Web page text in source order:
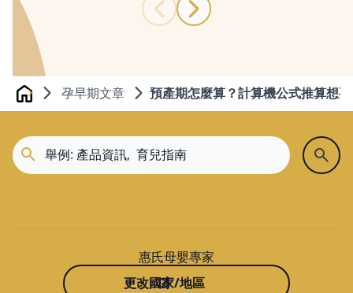
Home 孕早期文章 預產期怎麼算？計算機公式推算想
惠氏母嬰專家
更改國家/地區